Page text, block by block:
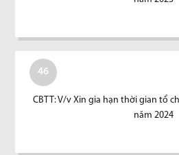
46
CBTT: V/v Xin gia hạn thời gian tổ
năm 2024